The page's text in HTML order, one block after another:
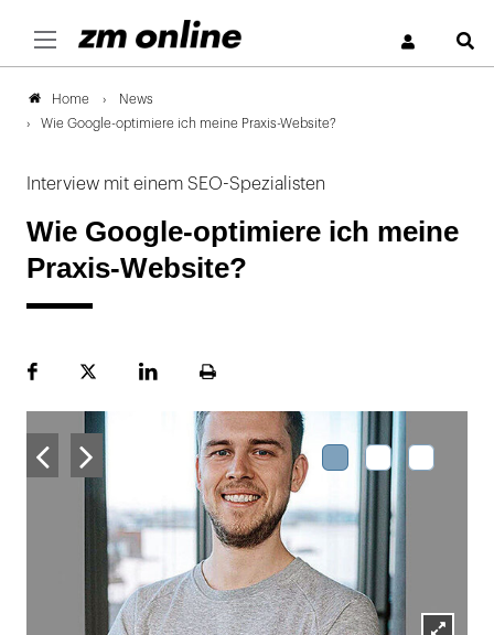
Home
News
Wie Google-optimiere ich meine Praxis-Website?
Interview mit einem SEO-Spezialisten
Wie Google-optimiere ich meine
Praxis-Website?
FacebookPlattformLinekdInSeite